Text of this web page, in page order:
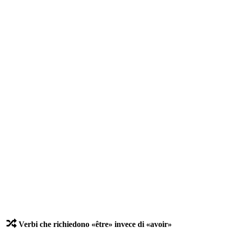
Verbi che richiedono «être» invece di «avoir»